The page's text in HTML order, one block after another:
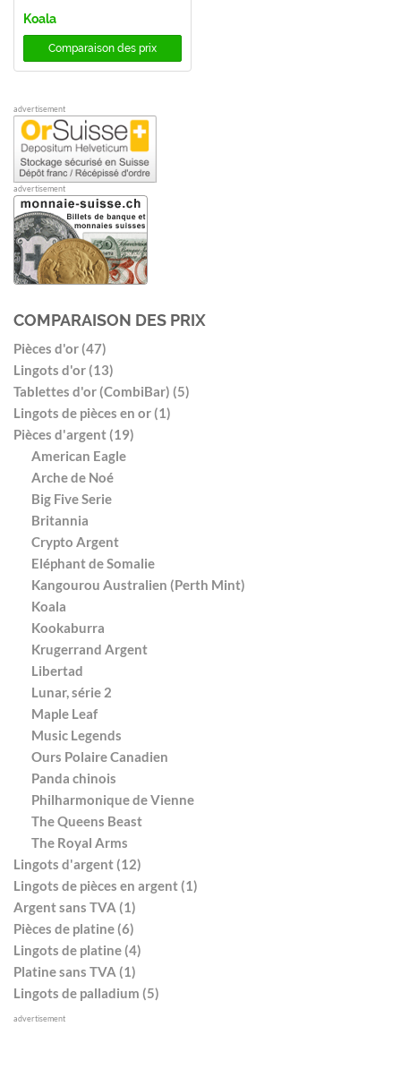
Koala
Comparaison des prix
advertisement
advertisement
COMPARAISON DES PRIX
Pièces d'or (47)
Lingots d'or (13)
Tablettes d'or (CombiBar) (5)
Lingots de pièces en or (1)
Pièces d'argent (19)
American Eagle
Arche de Noé
Big Five Serie
Britannia
Crypto Argent
Eléphant de Somalie
Kangourou Australien (Perth Mint)
Koala
Kookaburra
Krugerrand Argent
Libertad
Lunar, série 2
Maple Leaf
Music Legends
Ours Polaire Canadien
Panda chinois
Philharmonique de Vienne
The Queens Beast
The Royal Arms
Lingots d'argent (12)
Lingots de pièces en argent (1)
Argent sans TVA (1)
Pièces de platine (6)
Lingots de platine (4)
Platine sans TVA (1)
Lingots de palladium (5)
advertisement